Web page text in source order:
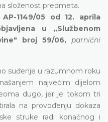
složenost predmeta.
1149/05 od 12. aprila
u „Službenom
broj 59/06, parnični
suđenje u razumnom roku
najvećim dijelom
dugo, jer je tokom tri
na provođenju dokaza
struke radi konačnog i